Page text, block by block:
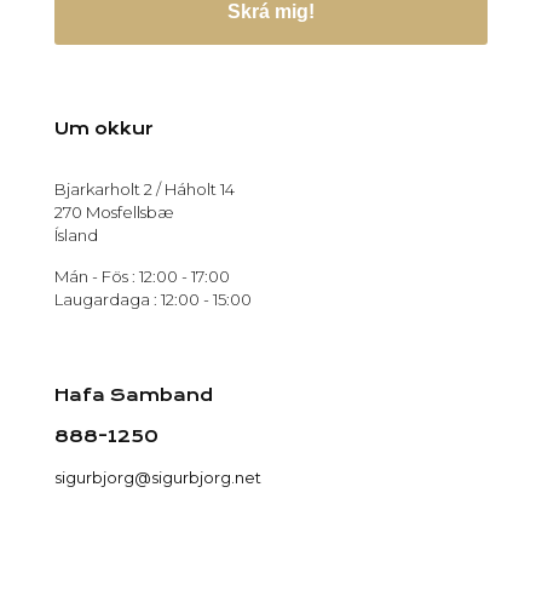
Skrá mig!
Um okkur
Bjarkarholt 2 / Háholt 14
270 Mosfellsbæ
Ísland
Mán - Fös : 12:00 - 17:00
Laugardaga : 12:00 - 15:00
Hafa Samband
888-1250
sigurbjorg@sigurbjorg.net